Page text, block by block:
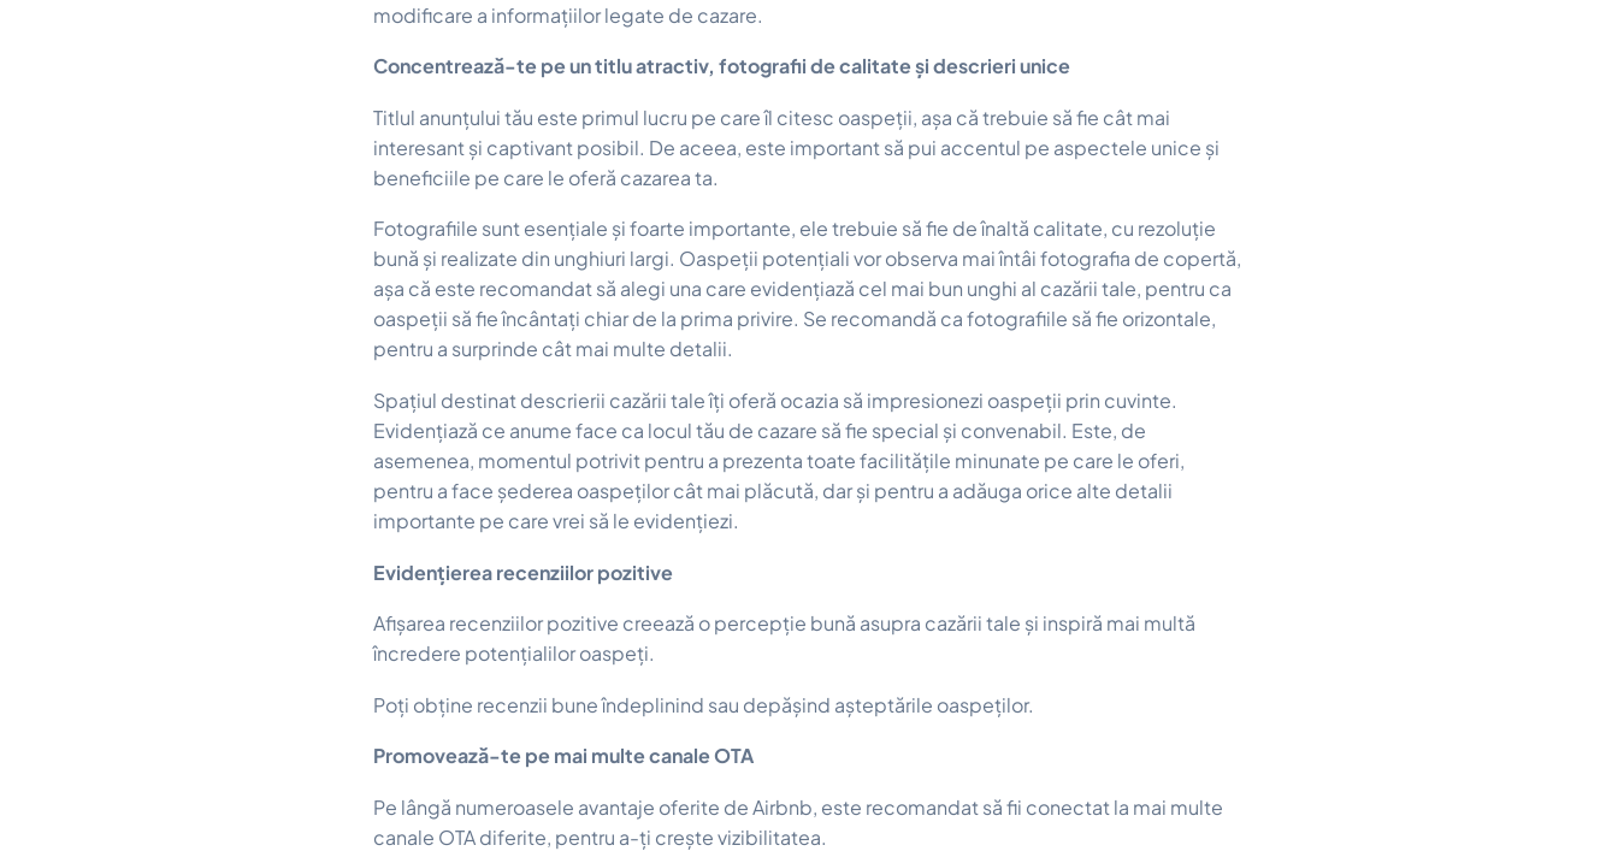
modificare a informațiilor legate de cazare.
Concentrează-te pe un titlu atractiv, fotografii de calitate și descrieri unice
Titlul anunțului tău este primul lucru pe care îl citesc oaspeții, așa că trebuie să fie cât mai
interesant și captivant posibil. De aceea, este important să pui accentul pe aspectele unice și
beneficiile pe care le oferă cazarea ta.
Fotografiile sunt esențiale și foarte importante, ele trebuie să fie de înaltă calitate, cu rezoluție
bună și realizate din unghiuri largi. Oaspeții potențiali vor observa mai întâi fotografia de copertă,
așa că este recomandat să alegi una care evidențiază cel mai bun unghi al cazării tale, pentru ca
oaspeții să fie încântați chiar de la prima privire. Se recomandă ca fotografiile să fie orizontale,
pentru a surprinde cât mai multe detalii.
Spațiul destinat descrierii cazării tale îți oferă ocazia să impresionezi oaspeții prin cuvinte.
Evidențiază ce anume face ca locul tău de cazare să fie special și convenabil. Este, de
asemenea, momentul potrivit pentru a prezenta toate facilitățile minunate pe care le oferi,
pentru a face șederea oaspeților cât mai plăcută, dar și pentru a adăuga orice alte detalii
importante pe care vrei să le evidențiezi.
Evidențierea recenziilor pozitive
Afișarea recenziilor pozitive creează o percepție bună asupra cazării tale și inspiră mai multă
încredere potențialilor oaspeți.
Poți obține recenzii bune îndeplinind sau depășind așteptările oaspeților.
Promovează-te pe mai multe canale OTA
Pe lângă numeroasele avantaje oferite de Airbnb, este recomandat să fii conectat la mai multe
canale OTA diferite, pentru a-ți crește vizibilitatea.